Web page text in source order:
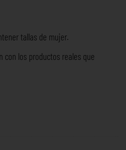
tallas de mujer.
con los productos reales que